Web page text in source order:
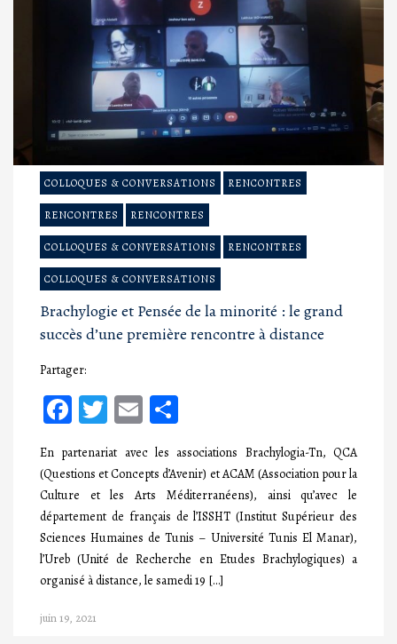
COLLOQUES & CONVERSATIONS RENCONTRES
RENCONTRES RENCONTRES
COLLOQUES & CONVERSATIONS RENCONTRES
COLLOQUES & CONVERSATIONS
Brachylogie et Pensée de la minorité : le grand
succès d’une première rencontre à distance
Partager:
Facebook
Twitter
Email
En partenariat avec les associations Brachylogia-Tn, QCA
(Questions et Concepts d’Avenir) et ACAM (Association pour la
Culture et les Arts Méditerranéens), ainsi qu’avec le
département de français de l’ISSHT (Institut Supérieur des
Sciences Humaines de Tunis – Université Tunis El Manar),
l’Ureb (Unité de Recherche en Etudes Brachylogiques) a
organisé à distance, le samedi 19 […]
juin 19, 2021